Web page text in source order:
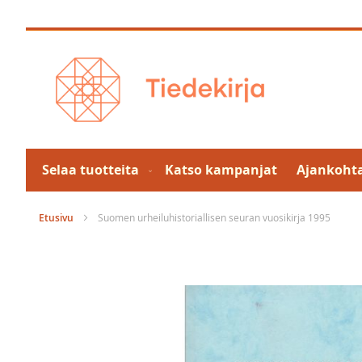
to
Selaa tuotteita Katso kampanjat
Etusivu Suomen urheiluhistoriallisen seuran vuosikirja 1995